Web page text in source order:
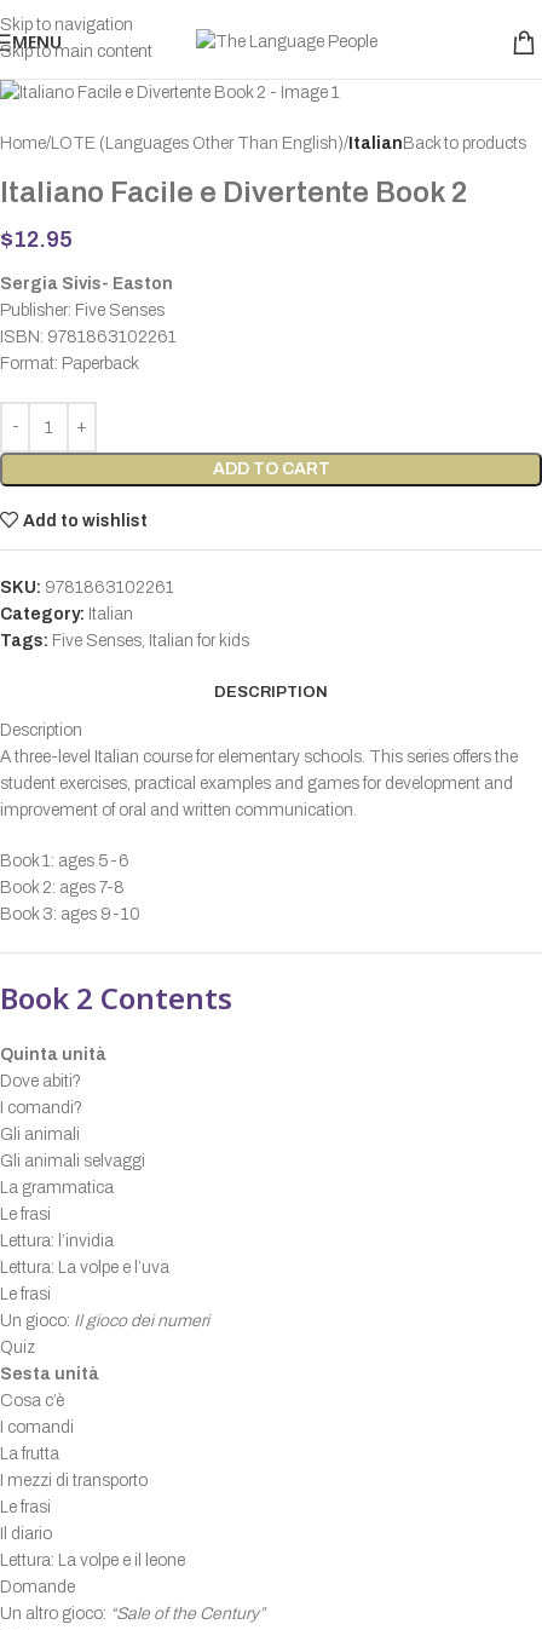
Skip to navigation
Skip to main content
MENU
Home LOTE (Languages Other Than English) Italian Back to products
Italiano Facile e Divertente Book 2
$12.95
Sergia Sivis- Easton
Publisher: Five Senses
ISBN: 9781863102261
Format: Paperback
ADD TO CART
Add to wishlist
SKU: 9781863102261
Category: Italian
Tags: Five Senses, Italian for kids
DESCRIPTION
Description
A three-level Italian course for elementary schools. This series offers the
student exercises, practical examples and games for development and
improvement of oral and written communication.
Book 1: ages 5-6
Book 2: ages 7-8
Book 3: ages 9-10
Book 2 Contents
Quinta unità
Dove abiti?
I comandi?
Gli animali
Gli animali selvaggi
La grammatica
Le frasi
Lettura: l’invidia
Lettura: La volpe e l’uva
Le frasi
Un gioco: Il gioco dei numeri
Quiz
Sesta unità
Cosa c’è
I comandi
La frutta
I mezzi di transporto
Le frasi
Il diario
Lettura: La volpe e il leone
Domande
Un altro gioco: “Sale of the Century”